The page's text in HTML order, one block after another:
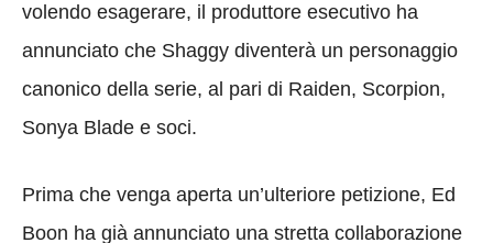
volendo esagerare, il produttore esecutivo ha
annunciato che Shaggy diventerà un personaggio
canonico della serie, al pari di Raiden, Scorpion,
Sonya Blade e soci.
Prima che venga aperta un’ulteriore petizione, Ed
Boon ha già annunciato una stretta collaborazione